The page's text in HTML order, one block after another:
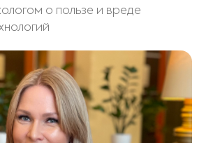
о пользе и вреде